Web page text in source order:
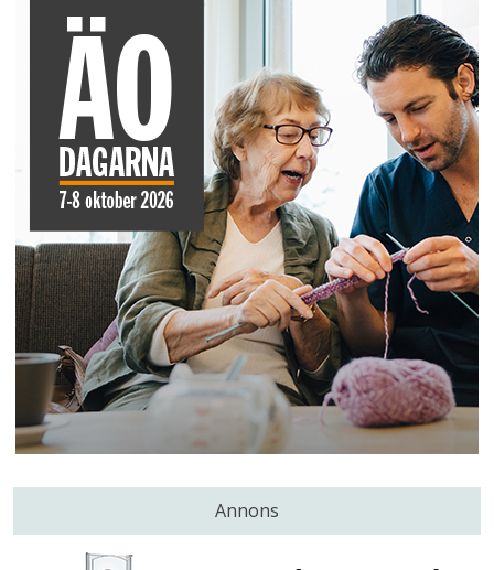
Annons